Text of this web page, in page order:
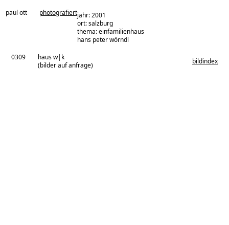
paul ott photografiertjahr: 2001
ort: salzburg
thema: einfamilienhaus
architekturbüro:
hans peter wörndl
0309
haus w|k
(bilder auf anfrage)
bildindex